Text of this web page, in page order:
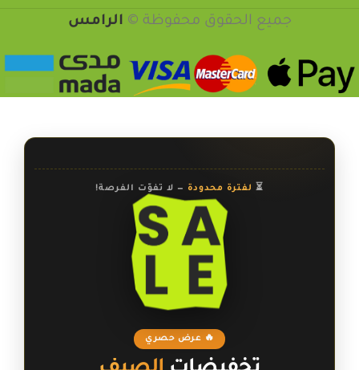
جميع الحقوق محفوظة ©️ الرامس
🔥 عرض حصري
⏳ لفترة محدودة — لا تفوّت الفرصة!